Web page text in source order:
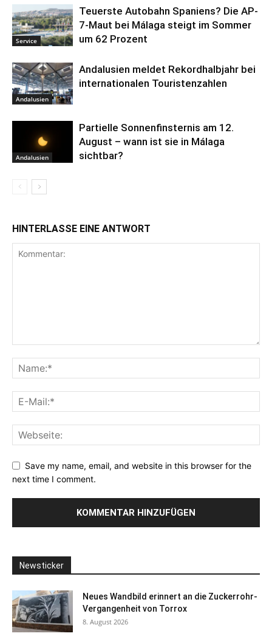
Service
Teuerste Autobahn Spaniens? Die AP-
7-Maut bei Málaga steigt im Sommer
um 62 Prozent
Andalusien
Andalusien meldet Rekordhalbjahr bei
internationalen Touristenzahlen
Andalusien
Partielle Sonnenfinsternis am 12.
August – wann ist sie in Málaga
sichtbar?
HINTERLASSE EINE ANTWORT
Save my name, email, and website in this browser for the
next time I comment.
Newsticker
Neues Wandbild erinnert an die Zuckerrohr-
Vergangenheit von Torrox
8. August 2026